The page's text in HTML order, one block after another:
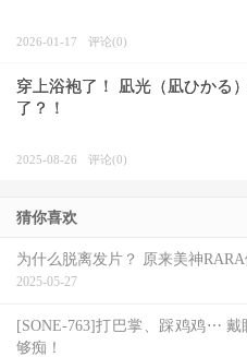
2026-01-17 评论(0)
穿上浴袍了！ 凪光（凪ひかる
了？！
2025-08-26 评论(0)
猜你喜欢
为什么脱离发片？ 原来美神RARA
2025-05-27
[SONE-763]打巴掌、踩鸡鸡⋯
够痴！